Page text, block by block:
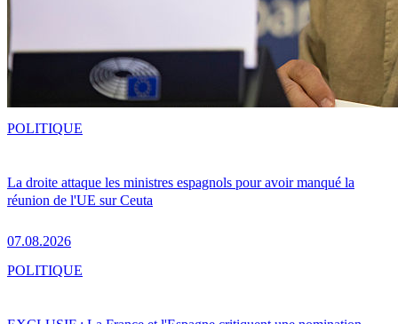
La droite attaque les ministres espagnols pour avoir manqué la
réunion de l'UE sur Ceuta
07.08.2026
POLITIQUE
POLITIQUE